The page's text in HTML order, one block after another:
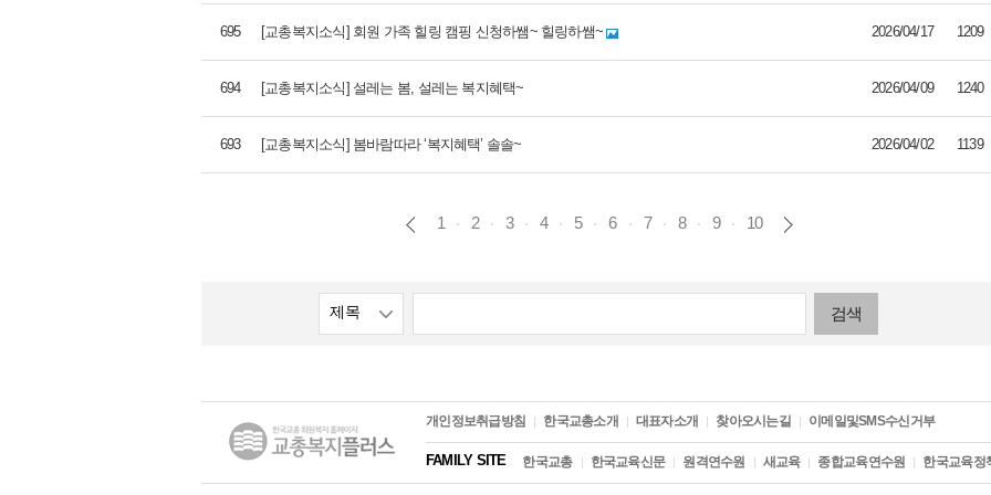
695 [교총복지소식] 회원 가족 힐링 캠핑 신청하쌤~ 힐링하쌤~ 2026/04/17 1209
694 [교총복지소식] 설레는 봄, 설레는 복지혜택~ 2026/04/09 1240
693 [교총복지소식] 봄바람따라 ‘복지혜택’ 솔솔~ 2026/04/02 1139
1 2 3 4 5 6 7 8 9 10
제목
개인정보취급방침 한국교총소개 대표자소개 찾아오시는길 이메일및SMS수신거부
FAMILY SITE 한국교총 한국교육신문 원격연수원 새교육 종합교육연수원 한국교육정